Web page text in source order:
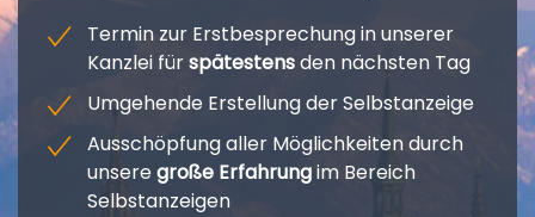
Termin zur Erstbesprechung in unserer
Kanzlei fürspätestensden nächsten Tag
Umgehende Erstellung der Selbstanzeige
Ausschöpfung aller Möglichkeiten durch
unseregroße Erfahrungim Bereich
Selbstanzeigen